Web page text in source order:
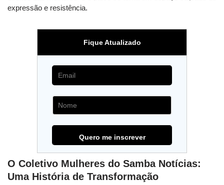
expressão e resistência.
Fique Atualizado
O Coletivo Mulheres do Samba Notícias:
Uma História de Transformação